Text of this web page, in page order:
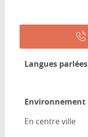
Langues parlées
Langues parlées
Environnement
Environnement
En centre ville